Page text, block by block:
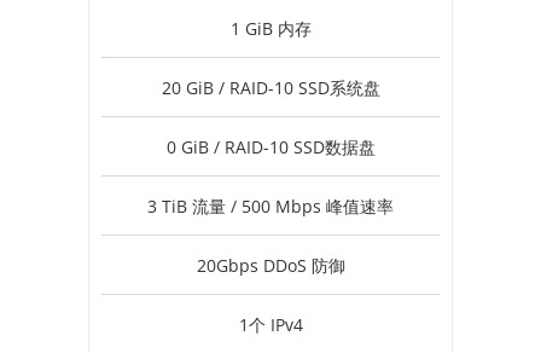
1 GiB 内存
20 GiB / RAID-10 SSD系统盘
0 GiB / RAID-10 SSD数据盘
3 TiB 流量 / 500 Mbps 峰值速率
20Gbps DDoS 防御
1个 IPv4